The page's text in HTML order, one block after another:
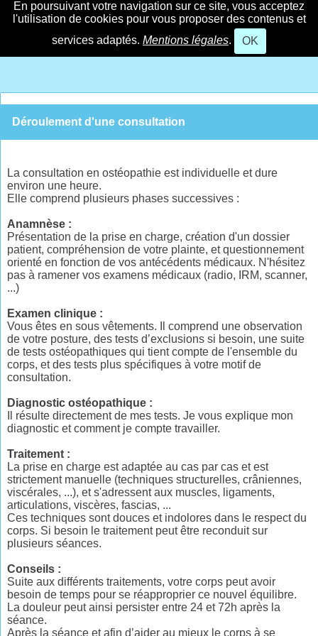
En poursuivant votre navigation sur ce site, vous acceptez
l'utilisation de cookies pour vous proposer des contenus et
services adaptés. Mentions légales. OK
Déroulement d'une consultation
La consultation en ostéopathie est individuelle et dure
environ une heure.
Elle comprend plusieurs phases successives :
Anamnèse :
Présentation de la prise en charge, création d'un dossier
patient, compréhension de votre plainte, et questionnement
orienté en fonction de vos antécédents médicaux. N'hésitez
pas à ramener vos examens médicaux (radio, IRM, scanner,
...)
Examen clinique :
Vous êtes en sous vêtements. Il comprend une observation
de votre posture, des tests d’exclusions si besoin, une suite
de tests ostéopathiques qui tient compte de l'ensemble du
corps, et des tests plus spécifiques à votre motif de
consultation.
Diagnostic ostéopathique :
Il résulte directement de mes tests. Je vous explique mon
diagnostic et comment je compte travailler.
Traitement :
La prise en charge est adaptée au cas par cas et est
strictement manuelle (techniques structurelles, crâniennes,
viscérales, ...), et s'adressent aux muscles, ligaments,
articulations, viscères, fascias, ...
Ces techniques sont douces et indolores dans le respect du
corps. Si besoin le traitement peut être reconduit sur
plusieurs séances.
Conseils :
Suite aux différents traitements, votre corps peut avoir
besoin de temps pour se réapproprier ce nouvel équilibre.
La douleur peut ainsi persister entre 24 et 72h après la
séance.
Après la séance et afin d’aider au mieux le corps à se